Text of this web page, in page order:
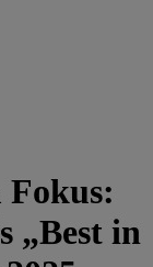
Fokus:
„Best in